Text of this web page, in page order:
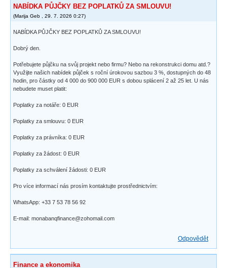
NABÍDKA PŮJČKY BEZ POPLATKŮ ZA SMLOUVU!
(Marija Geb , 29. 7. 2026 0:27)
NABÍDKA PŮJČKY BEZ POPLATKŮ ZA SMLOUVU!
Dobrý den.
Potřebujete půjčku na svůj projekt nebo firmu? Nebo na rekonstrukci domu atd.?
Využijte našich nabídek půjček s roční úrokovou sazbou 3 %, dostupných do 48
hodin, pro částky od 4 000 do 900 000 EUR s dobou splácení 2 až 25 let. U nás
nebudete muset platit:
Poplatky za notáře: 0 EUR
Poplatky za smlouvu: 0 EUR
Poplatky za právníka: 0 EUR
Poplatky za žádost: 0 EUR
Poplatky za schválení žádosti: 0 EUR
Pro více informací nás prosím kontaktujte prostřednictvím:
WhatsApp: +33 7 53 78 56 92
E-mail: monabanqfinance@zohomail.com
Odpovědět
Finance a ekonomika